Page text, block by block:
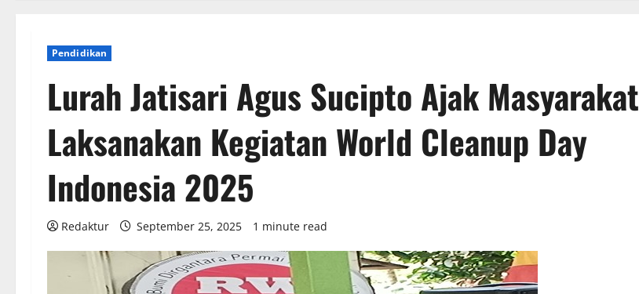
Pendidikan
Lurah Jatisari Agus Sucipto Ajak Masyarakat
Laksanakan Kegiatan World Cleanup Day
Indonesia 2025
Redaktur September 25, 2025 1 minute read